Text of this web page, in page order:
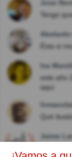
Jose
Tengo
Ésta si
Isa
este año
aquí.
Qué
Jaime